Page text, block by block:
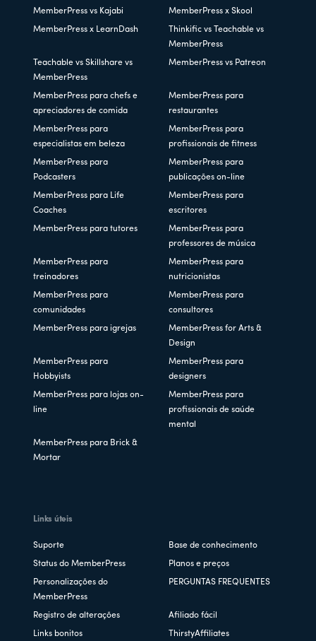
MemberPress vs Kajabi MemberPress x Skool
MemberPress x LearnDash
Thinkific vs Teachable vs
MemberPress
Teachable vs Skillshare vs
MemberPress
MemberPress vs Patreon
MemberPress para chefs e
apreciadores de comida
MemberPress para
restaurantes
MemberPress para
especialistas em beleza
MemberPress para
profissionais de fitness
MemberPress para
Podcasters
MemberPress para
publicações on-line
MemberPress para Life
Coaches
MemberPress para
escritores
MemberPress para tutores
MemberPress para
professores de música
MemberPress para
treinadores
MemberPress para
nutricionistas
MemberPress para
comunidades
MemberPress para
consultores
MemberPress para igrejas
MemberPress for Arts &
Design
MemberPress para
Hobbyists
MemberPress para
designers
MemberPress para lojas on-
line
MemberPress para
profissionais de saúde
mental
MemberPress para Brick &
Mortar
Links úteis
Suporte Base de conhecimento
Status do MemberPress Planos e preços
Personalizações do
MemberPress
PERGUNTAS FREQUENTES
Registro de alterações Afiliado fácil
Links bonitos ThirstyAffiliates